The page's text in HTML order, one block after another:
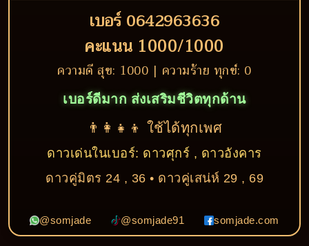
เบอร์ 0642963636
คะแนน 1000/1000
ความดี สุข: 1000 | ความร้าย ทุกข์: 0
เบอร์ดีมาก ส่งเสริมชีวิตทุกด้าน
👨‍👩‍👧‍👦 ใช้ได้ทุกเพศ
ดาวเด่นในเบอร์: ดาวศุกร์ , ดาวอังคาร
ดาวคู่มิตร 24 , 36 • ดาวคู่เสน่ห์ 29 , 69
@somjade @somjade91 somjade.com